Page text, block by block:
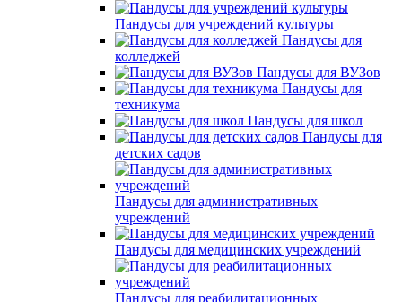
Пандусы для учреждений культуры
Пандусы для
колледжей
Пандусы для ВУЗов
Пандусы для
техникума
Пандусы для школ
Пандусы для
детских садов
Пандусы для административных
учреждений
Пандусы для медицинских учреждений
Пандусы для реабилитационных